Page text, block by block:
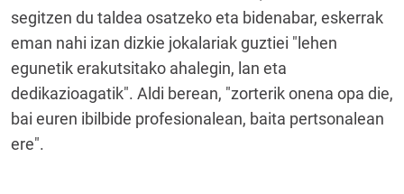
segitzen du taldea osatzeko eta bidenabar, eskerrak
eman nahi izan dizkie jokalariak guztiei "lehen
egunetik erakutsitako ahalegin, lan eta
dedikazioagatik". Aldi berean, "zorterik onena opa die,
bai euren ibilbide profesionalean, baita pertsonalean
ere".